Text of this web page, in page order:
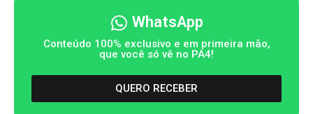
WhatsApp
Conteúdo 100% exclusivo e em primeira mão,
que você só vê no PA4!
QUERO RECEBER